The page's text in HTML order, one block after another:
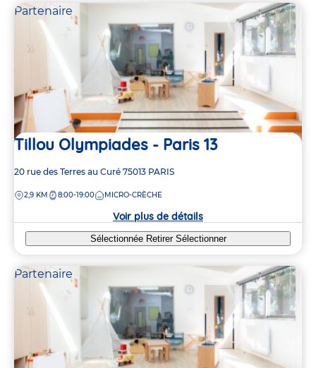
Partenaire
Tillou Olympiades - Paris 13
Adresse
la
20 rue des Terres au Curé 75013 PARIS
DISTANCE
2,9 KM 8:00-19:00 MICRO-CRÈCHE
Voir plus de détails
Sélectionnée Retirer Sélectionner
Partenaire